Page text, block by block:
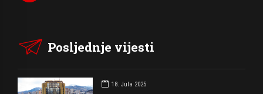
Posljednje vijesti
18. Jula 2025